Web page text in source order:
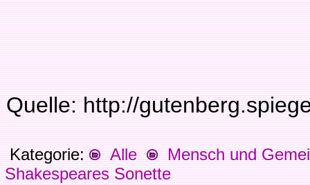
Quelle: http://
Kategorie: Alle
Mensch und
Shakespeares Sonette